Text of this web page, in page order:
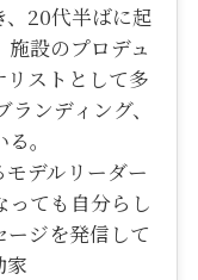
、20代半ばに起
設のプロデュ
ストとして多
ンディング、
。
デルリーダー
ても自分らし
ージを発信して
家